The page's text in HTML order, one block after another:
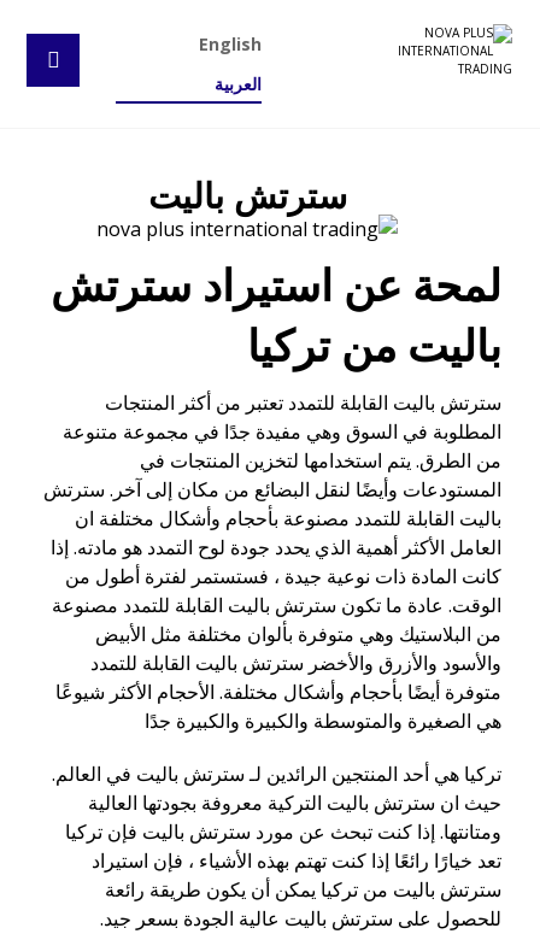
English
العربية
سترتش باليت
لمحة عن استيراد سترتش
باليت من تركيا
سترتش باليت القابلة للتمدد تعتبر من أكثر المنتجات
المطلوبة في السوق وهي مفيدة جدًا في مجموعة متنوعة
من الطرق. يتم استخدامها لتخزين المنتجات في
المستودعات وأيضًا لنقل البضائع من مكان إلى آخر. سترتش
باليت القابلة للتمدد مصنوعة بأحجام وأشكال مختلفة ان
العامل الأكثر أهمية الذي يحدد جودة لوح التمدد هو مادته. إذا
كانت المادة ذات نوعية جيدة ، فستستمر لفترة أطول من
الوقت. عادة ما تكون سترتش باليت القابلة للتمدد مصنوعة
من البلاستيك وهي متوفرة بألوان مختلفة مثل الأبيض
والأسود والأزرق والأخضر سترتش باليت القابلة للتمدد
متوفرة أيضًا بأحجام وأشكال مختلفة. الأحجام الأكثر شيوعًا
هي الصغيرة والمتوسطة والكبيرة والكبيرة جدًا
تركيا هي أحد المنتجين الرائدين لـ سترتش باليت في العالم.
حيث ان سترتش باليت التركية معروفة بجودتها العالية
ومتانتها. إذا كنت تبحث عن مورد سترتش باليت فإن تركيا
تعد خيارًا رائعًا إذا كنت تهتم بهذه الأشياء ، فإن استيراد
سترتش باليت من تركيا يمكن أن يكون طريقة رائعة
للحصول على سترتش باليت عالية الجودة بسعر جيد.